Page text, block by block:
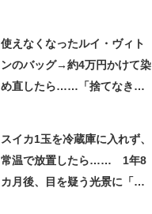
使えなくなったルイ・ヴィト
ンのバッグ→約4万円かけて染
め直したら……「捨てなきゃ
スイカ1玉を冷蔵庫に入れず、
常温で放置したら…… 1年8
カ月後、目を疑う光景に「ヤ